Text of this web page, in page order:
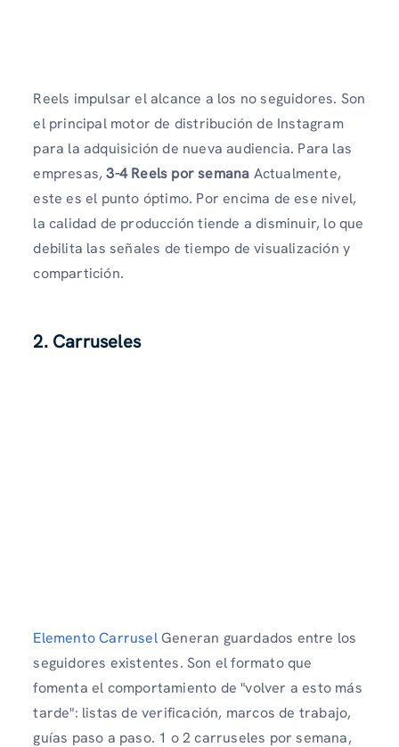
Reels impulsar el alcance a los no seguidores. Son
el principal motor de distribución de Instagram
para la adquisición de nueva audiencia. Para las
empresas,3-4 Reels por semana Actualmente,
este es el punto óptimo. Por encima de ese nivel,
la calidad de producción tiende a disminuir, lo que
debilita las señales de tiempo de visualización y
compartición.
2. Carruseles
Elemento CarruselGeneran guardados entre los
seguidores existentes. Son el formato que
fomenta el comportamiento de "volver a esto más
tarde": listas de verificación, marcos de trabajo,
guías paso a paso. 1 o 2 carruseles por semana,